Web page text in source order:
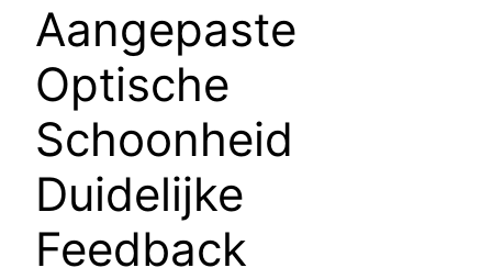
Aangepaste
Optische
Schoonheid
Duidelijke
Feedback